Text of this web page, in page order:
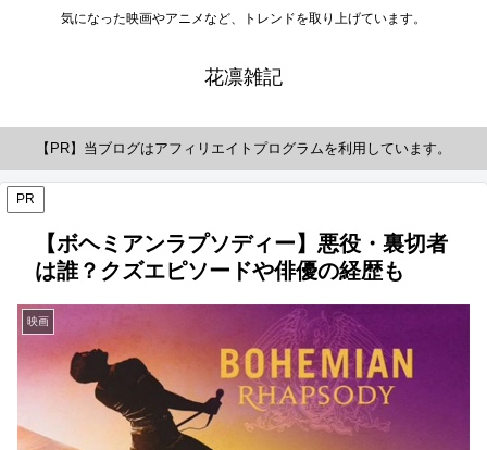
気になった映画やアニメなど、トレンドを取り上げています。
花凛雑記
【PR】当ブログはアフィリエイトプログラムを利用しています。
PR
【ボヘミアンラプソディー】悪役・裏切者
は誰？クズエピソードや俳優の経歴も
映画